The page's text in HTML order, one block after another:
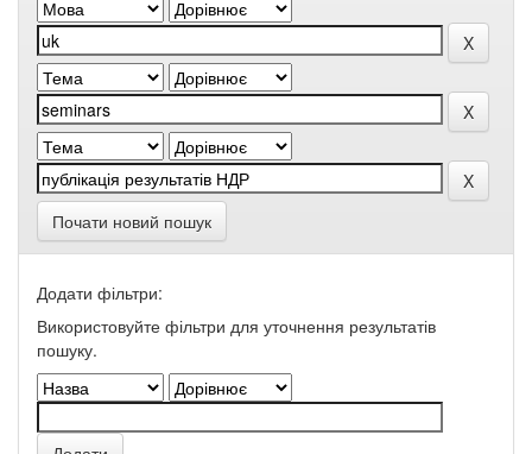
Почати новий пошук
Додати фільтри:
Використовуйте фільтри для уточнення результатів
пошуку.